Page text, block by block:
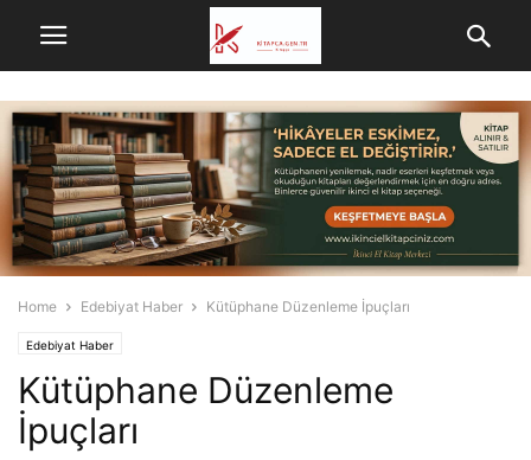
Home Edebiyat Haber Kütüphane Düzenleme İpuçları
Edebiyat Haber
Kütüphane Düzenleme
İpuçları